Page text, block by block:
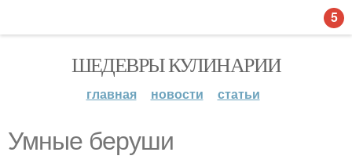
ШЕДЕВРЫ КУЛИНАРИИ
главная новости статьи
Умные беруши
5